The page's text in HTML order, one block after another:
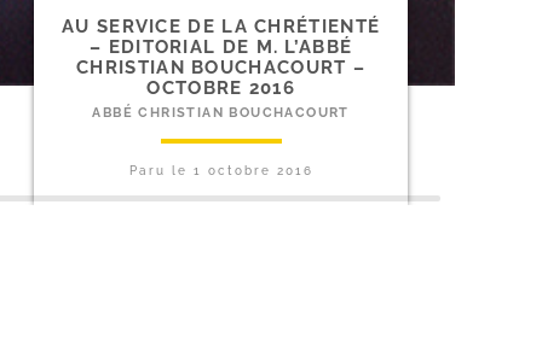
AU SERVICE DE LA CHRÉTIENTÉ
– EDITORIAL DE M. L’ABBÉ
CHRISTIAN BOUCHACOURT –
OCTOBRE 2016
ABBÉ CHRISTIAN BOUCHACOURT
Paru le 1 octobre 2016